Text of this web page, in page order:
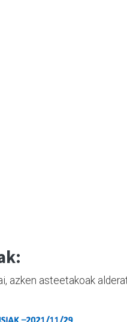
azken asteetakoak